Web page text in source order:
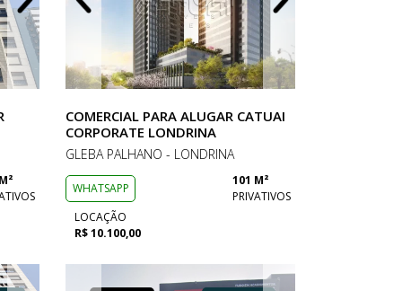
COMERCIAL PARA ALUGAR CATUAI
CORPORATE LONDRINA
GLEBA PALHANO - LONDRINA
WHATSAPP
101 M²
PRIVATIVOS
LOCAÇÃO
R$ 10.100,00